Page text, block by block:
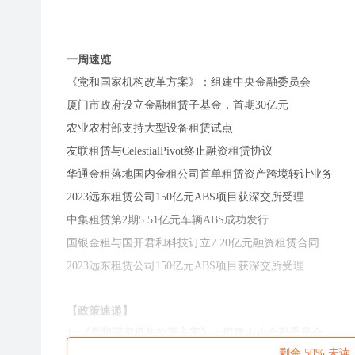
一周速览
《党和国家机构改革方案》：组建中央金融委员会
厦门市政府设立金融租赁子基金，首期30亿元
农业农村部支持大型设备租赁试点
友联租赁与CelestialPivot终止融资租赁协议
华通金租落地国内金租公司首单租赁资产跨境转让业务
2023远东租赁公司150亿元ABS项目获深交所受理
中集租赁第2期5.51亿元车辆ABS成功发行
国银金租与国开君和科技订立7.20亿元融资租赁合同
2023远东租赁公司150亿元ABS项目获深交所受理
【政策速递 】